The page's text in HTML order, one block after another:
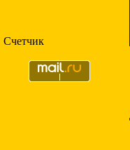
Счетчик